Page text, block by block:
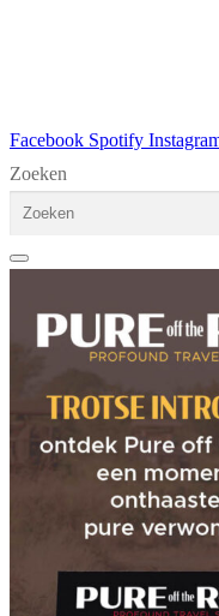
Facebook Spotify
Zoeken